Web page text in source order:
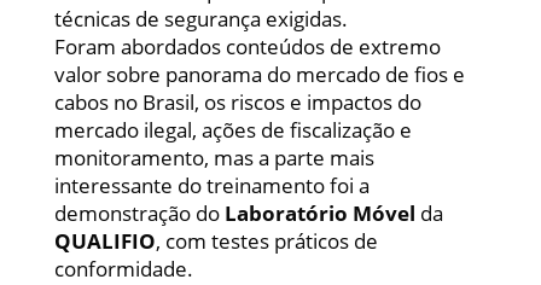
técnicas de segurança exigidas.
Foram abordados conteúdos de extremo
valor sobre panorama do mercado de fios e
cabos no Brasil, os riscos e impactos do
mercado ilegal, ações de fiscalização e
monitoramento, mas a parte mais
interessante do treinamento foi a
demonstração do Laboratório Móvel da
QUALIFIO, com testes práticos de
conformidade.